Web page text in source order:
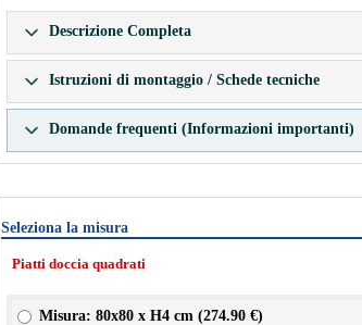
Descrizione Completa
Istruzioni di montaggio / Schede tecniche
Domande frequenti (Informazioni importanti)
Seleziona la misura
Piatti doccia quadrati
Misura: 80x80 x H4 cm (274.90 €)